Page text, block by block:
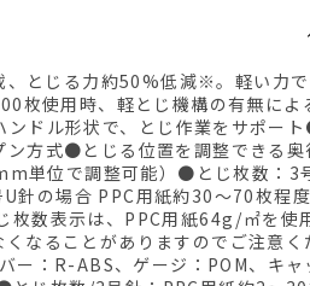
とじる力約50%低減※。軽い力で
枚使用時、軽とじ機構の有無によ
ドル形状で、とじ作業をサポー
ン方式●とじる位置を調整できる奥
単位で調整可能）●とじ枚数：3
針の場合 PPC用紙約30～70枚程度
数表示は、PPC用紙64g/㎡を使
なることがありますのでご注意く
ー：R-ABS、ゲージ：POM、キャ